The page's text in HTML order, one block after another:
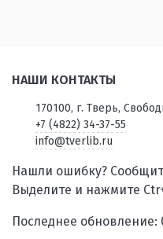
НАШИ КОНТАКТЫ
170100, г. Тверь,
+7 (4822) 34-37-55
info@tverlib.ru
Нашли ошибку?
Выделите и нажмите
Последнее обновление: